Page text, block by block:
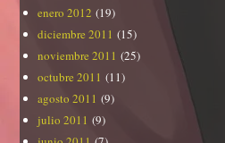
enero 2012 (19)
diciembre 2011 (15)
noviembre 2011 (25)
octubre 2011 (11)
agosto 2011 (9)
julio 2011 (9)